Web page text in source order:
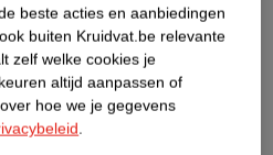
beste acties en aanbiedingen
buiten Kruidvat.be relevante
zelf welke cookies je
altijd aanpassen of
hoe we je gegevens
.